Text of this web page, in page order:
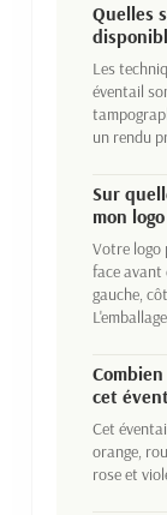
Quelles
Les
éventail
un rendu
Sur
mon
Votre logo
face avant
gauche,
cet
Cet
orange,
rose et